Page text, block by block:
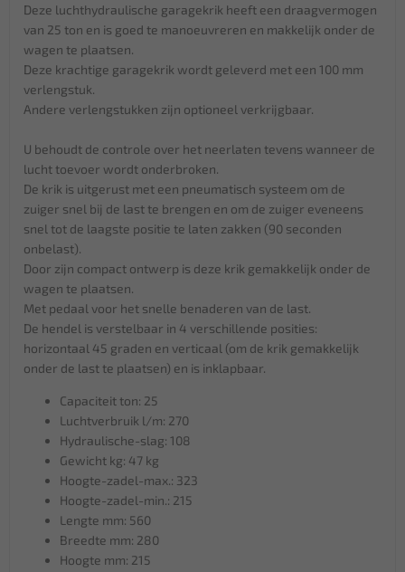
Deze luchthydraulische garagekrik heeft een draagvermogen
van 25 ton en is goed te manoeuvreren en makkelijk onder de
wagen te plaatsen.
Deze krachtige garagekrik wordt geleverd met een 100 mm
verlengstuk.
Andere verlengstukken zijn optioneel verkrijgbaar.
U behoudt de controle over het neerlaten tevens wanneer de
lucht toevoer wordt onderbroken.
De krik is uitgerust met een pneumatisch systeem om de
zuiger snel bij de last te brengen en om de zuiger eveneens
snel tot de laagste positie te laten zakken (90 seconden
onbelast).
Door zijn compact ontwerp is deze krik gemakkelijk onder de
wagen te plaatsen.
Met pedaal voor het snelle benaderen van de last.
De hendel is verstelbaar in 4 verschillende posities:
horizontaal 45 graden en verticaal (om de krik gemakkelijk
onder de last te plaatsen) en is inklapbaar.
Capaciteit ton: 25
Luchtverbruik l/m: 270
Hydraulische-slag: 108
Gewicht kg: 47 kg
Hoogte-zadel-max.: 323
Hoogte-zadel-min.: 215
Lengte mm: 560
Breedte mm: 280
Hoogte mm: 215